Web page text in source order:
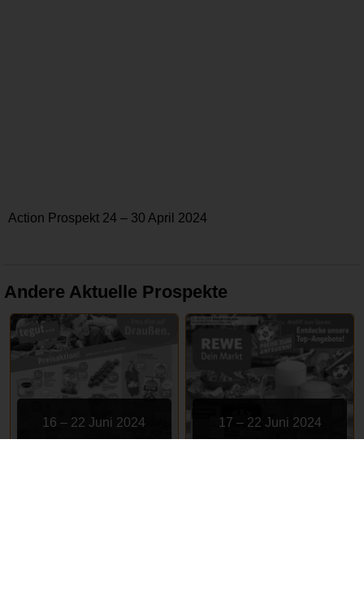
Action Prospekt 24 – 30 April 2024
Andere Aktuelle Prospekte
16 – 22 Juni 2024 17 – 22 Juni 2024